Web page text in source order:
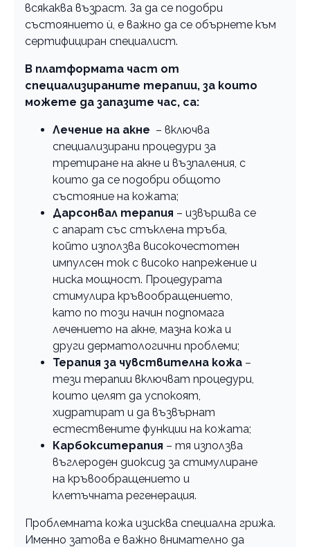
всякаква възраст. За да се подобри
състоянието ѝ, е важно да се обърнете към
сертифициран специалист.
В платформата част от
специализираните терапии, за които
можете да запазите час, са:
Лечение на акне – включва
специализирани процедури за
третиране на акне и възпаления, с
които да се подобри общото
състояние на кожата;
Дарсонвал терапия – извършва се
с апарат със стъклена тръба,
който използва високочестотен
импулсен ток с високо напрежение и
ниска мощност. Процедурата
стимулира кръвообращението,
като по този начин подпомага
лечението на акне, мазна кожа и
други дерматологични проблеми;
Терапия за чувствителна кожа –
тези терапии включват процедури,
които целят да успокоят,
хидратират и да възвърнат
естествените функции на кожата;
Карбокситерапия – тя използва
въглероден диоксид за стимулиране
на кръвообращението и
клетъчната регенерация.
Проблемната кожа изисква специална грижа.
Именно затова е важно внимателно да